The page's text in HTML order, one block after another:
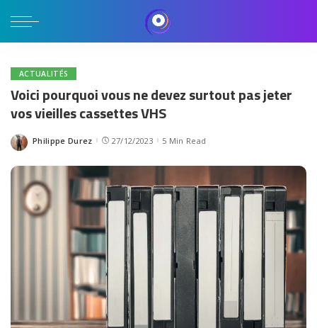
ACTUALITÉS
Voici pourquoi vous ne devez surtout pas jeter
vos vieilles cassettes VHS
Posted
Philippe Durez 27/12/2023 5 Min Read